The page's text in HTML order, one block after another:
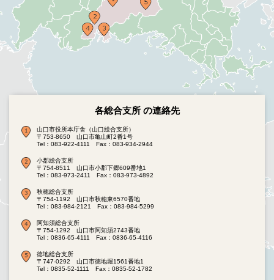
各総合支所 の連絡先
山口市役所本庁舎（山口総合支所）
〒753-8650 山口市亀山町2番1号
Tel：083-922-4111
Fax：083-934-2944
小郡総合支所
〒754-8511 山口市小郡下郷609番地1
Tel：083-973-2411
Fax：083-973-4892
秋穂総合支所
〒754-1192 山口市秋穂東6570番地
Tel：083-984-2121
Fax：083-984-5299
阿知須総合支所
〒754-1292 山口市阿知須2743番地
Tel：0836-65-4111
Fax：0836-65-4116
徳地総合支所
〒747-0292 山口市徳地堀1561番地1
Tel：0835-52-1111
Fax：0835-52-1782